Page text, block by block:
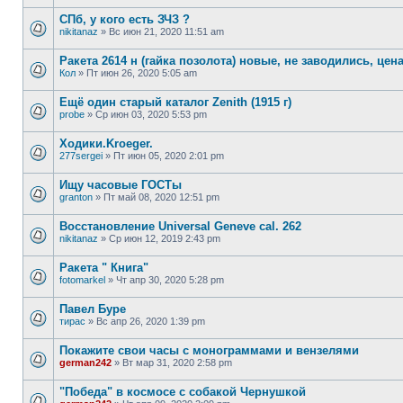
СПб, у кого есть ЗЧЗ ?
nikitanaz » Вс июн 21, 2020 11:51 am
Ракета 2614 н (гайка позолота) новые, не заводились,
Кол » Пт июн 26, 2020 5:05 am
Ещё один старый каталог Zenith (1915 г)
probe » Ср июн 03, 2020 5:53 pm
Ходики.Kroeger.
277sergei » Пт июн 05, 2020 2:01 pm
Ищу часовые ГОСТы
granton » Пт май 08, 2020 12:51 pm
Восстановление Universal Geneve cal. 262
nikitanaz » Ср июн 12, 2019 2:43 pm
Ракета " Книга"
fotomarkel » Чт апр 30, 2020 5:28 pm
Павел Буре
тирас » Вс апр 26, 2020 1:39 pm
Покажите свои часы с монограммами и вензелями
german242 » Вт мар 31, 2020 2:58 pm
"Победа" в космосе с собакой Чернушкой